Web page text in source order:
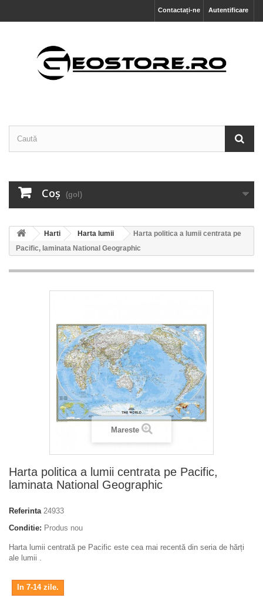
Autentificare
Contactați-ne
Coş (gol)
Harti Harta lumii
Harta politica a lumii centrata pe
Pacific, laminata National Geographic
Mareste
Harta politica a lumii centrata pe Pacific,
laminata National Geographic
Referinta 24933
Conditie: Produs nou
Harta lumii centrată pe Pacific este cea mai recentă din seria de hărți
ale lumii .
In 7-14 zile.